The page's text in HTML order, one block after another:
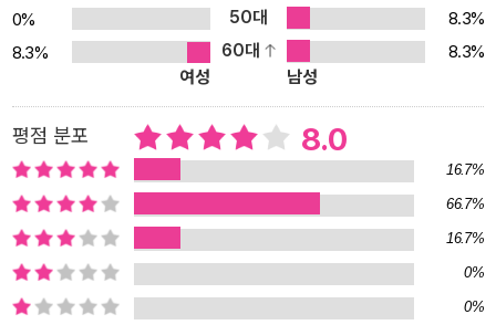
와 가즈히꼬는 대한민국 4대강 자전거 길을 종주한 다음 그 길을 조
목조목 칭찬하며 부러워했고, 세계적 관광 상품으로 홍보할 것을 제
안했다. K-pop의 시대에 K-road를 자전거로 달린 사람들, 그들은
자전거 여행을 통해 내 나라 강토와 이웃의 온정을 온 몸으로 껴않았
고, 자신의 삶의 궤적을 아름다운 리버 로드에 남겼다. 그러면서 관념
과 타성에 빠져 있는 많은 사람들에게 새로운 도전의식과 깨우침을
불러일으킨다.
0%
50대
8.3%
8.3%
60대
8.3%
여성
남성
평점 분포 8.0
16.7%
66.7%
16.7%
0%
0%